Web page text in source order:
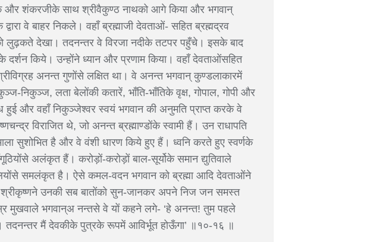
और शंकरजीके साथ श्रीवैकुण्ठ नाथको आगे किया और भगवान्
वे बाहर निकले। वहाँ ब्रह्माजी देवताओं- सहित ब्रह्मद्रव
लुढ़कते देखा। तदनन्तर वे विरजा नदीके तटपर पहुँचे। इसके बाद
दर्शन किये। उन्होंने ध्यान और प्रणाम किया। वहाँ देवताओंसहित
अनन्त गुणोंसे लक्षित था। वे अनन्त भगवान् कुण्डलाकारमें
निकुञ्ज, लता बेलोंकी कतारें, भाँति-भाँतिके वृक्ष, गोपाल, गोपी और
हुई और वहाँ निकुञ्जेश्वर स्वयं भगवान की अनुमति प्राप्त करके वे
विराजित थे, जो अनन्त ब्रह्माण्डोंके स्वामी हैं। उन राधापति
सुशोभित है और वे वंशी धारण किये हुए हैं। ध्वनि करते हुए स्वर्णके
अलंकृत हैं। करोड़ों-करोड़ों बाल-सूर्योके समान द्युतिवाले
समलंकृत है। ऐसे कमल-वदन भगवान को ब्रह्मा आदि देवताओंने
श्रीकृष्णने उनकी सब बातोंको सुन-जानकर अपने निज जन समस्त
मुखवाले भगवान्अ नन्तसे वे यों कहने लगे- ‘हे अनन्त! तुम पहले
तदनन्तर मैं देवकीके पुत्रके रूपमें आविर्भूत होऊँगा’ ॥१०-१६ ॥